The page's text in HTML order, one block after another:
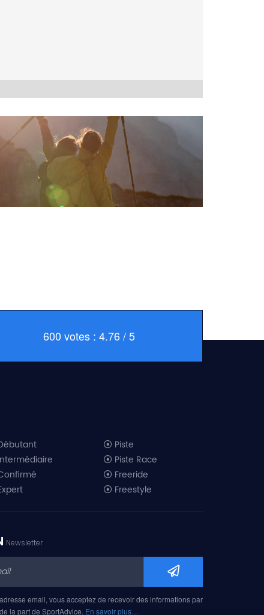
600 votes : 4.76 / 5
Piste
Piste Race
Freeride
Freestyle
Ski freeride 2019
Ski freestyle 2019
Ski AM 2019
Newsletter
email, vous acceptez de recevoir des informations par
la part de SportAdvice. En savoir plus…